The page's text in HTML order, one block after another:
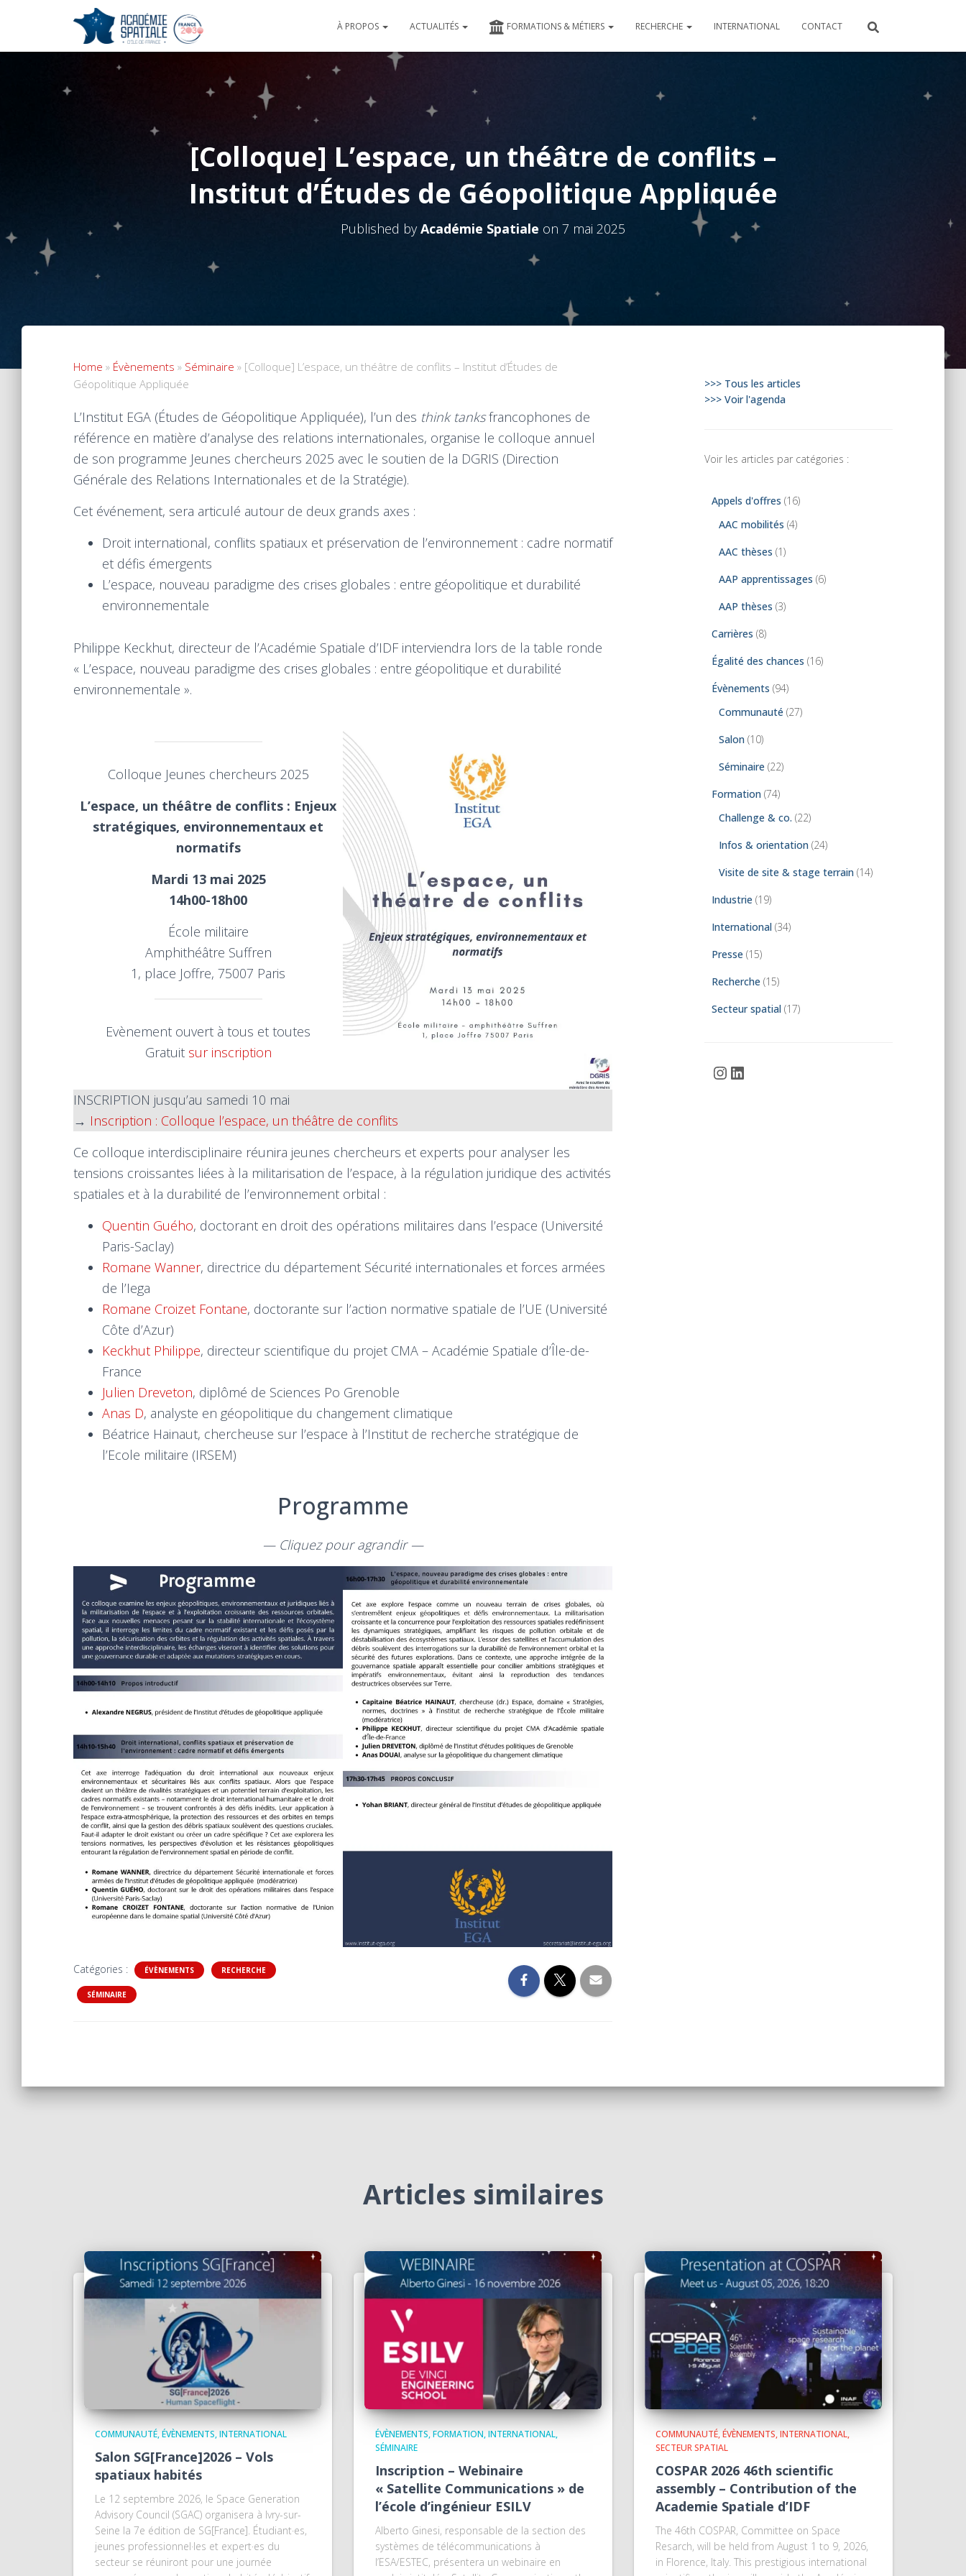
À PROPOS ACTUALITÉS FORMATIONS & MÉTIERS RECHERCHE INTERNATIONAL CONTACT
[Colloque] L’espace, un théâtre de conflits –
Institut d’Études de Géopolitique Appliquée
Published byAcadémie Spatiale on 7 mai 2025
Home » Évènements » Séminaire » [Colloque] L’espace, un théâtre de conflits – Institut d’Études de
Géopolitique Appliquée
L’Institut EGA (Études de Géopolitique Appliquée), l’un des think tanksfrancophones de
référence en matière d’analyse des relations internationales, organise le colloque annuel
de son programme Jeunes chercheurs 2025 avec le soutien de la DGRIS (Direction
Générale des Relations Internationales et de la Stratégie).
Cet événement, sera articulé autour de deux grands axes :
Droit international, conflits spatiaux et préservation de l’environnement : cadre normatif
et défis émergents
L’espace, nouveau paradigme des crises globales : entre géopolitique et durabilité
environnementale
Philippe Keckhut, directeur de l’Académie Spatiale d’IDF interviendra lors de la table ronde
« L’espace, nouveau paradigme des crises globales : entre géopolitique et durabilité
environnementale ».
Colloque Jeunes chercheurs 2025
L’espace, un théâtre de conflits : Enjeux
stratégiques, environnementaux et
normatifs
Mardi 13 mai 2025
14h00-18h00
École militaire
Amphithéâtre Suffren
1, place Joffre, 75007 Paris
Evènement ouvert à tous et toutes
Gratuit sur inscription
INSCRIPTION jusqu’au samedi 10 mai
→ Inscription : Colloque l’espace, un théâtre de conflits
Ce colloque interdisciplinaire réunira jeunes chercheurs et experts pour analyser les
tensions croissantes liées à la militarisation de l’espace, à la régulation juridique des activités
spatiales et à la durabilité de l’environnement orbital :
Quentin Guého, doctorant en droit des opérations militaires dans l’espace (Université
Paris-Saclay)
Romane Wanner, directrice du département Sécurité internationales et forces armées
de l’Iega
Romane Croizet Fontane, doctorante sur l’action normative spatiale de l’UE (Université
Côte d’Azur)
Keckhut Philippe, directeur scientifique du projet CMA – Académie Spatiale d’Île-de-
France
Julien Dreveton, diplômé de Sciences Po Grenoble
Anas D, analyste en géopolitique du changement climatique
Béatrice Hainaut, chercheuse sur l’espace à l’Institut de recherche stratégique de
l’Ecole militaire (IRSEM)
Programme
— Cliquez pour agrandir —
Catégories : ÉVÈNEMENTS RECHERCHE
SÉMINAIRE
>>> Tous les articles
>>> Voir l'agenda
Voir les articles par catégories :
Appels d'offres (16)
AAC mobilités (4)
AAC thèses (1)
AAP apprentissages (6)
AAP thèses (3)
Carrières (8)
Égalité des chances (16)
Évènements (94)
Communauté (27)
Salon(10)
Séminaire (22)
Formation(74)
Challenge & co. (22)
Infos & orientation(24)
Visite de site & stage terrain(14)
Industrie (19)
International(34)
Presse (15)
Recherche (15)
Secteur spatial(17)
InstagramLinkedIn
Articles similaires
COMMUNAUTÉ ÉVÈNEMENTS INTERNATIONAL
Salon SG[France]2026 – Vols
spatiaux habités
Le 12 septembre 2026, le Space Generation
Advisory Council (SGAC) organisera à Ivry-sur-
Seine la 7e édition de SG[France]. Étudiant·es,
jeunes professionnel·les et expert·es du
secteur se réuniront pour une journée
ÉVÈNEMENTS FORMATION INTERNATIONAL
SÉMINAIRE
Inscription – Webinaire
« Satellite Communications » de
l’école d’ingénieur ESILV
Alberto Ginesi, responsable de la section des
systèmes de télécommunications à
l’ESA/ESTEC, présentera un webinaire en
COMMUNAUTÉ ÉVÈNEMENTS INTERNATIONAL
SECTEUR SPATIAL
COSPAR 2026 46th scientific
assembly – Contribution of the
Academie Spatiale d’IDF
The 46th COSPAR, Committee on Space
Resarch, will be held from August 1 to 9, 2026,
in Florence, Italy. This prestigious international